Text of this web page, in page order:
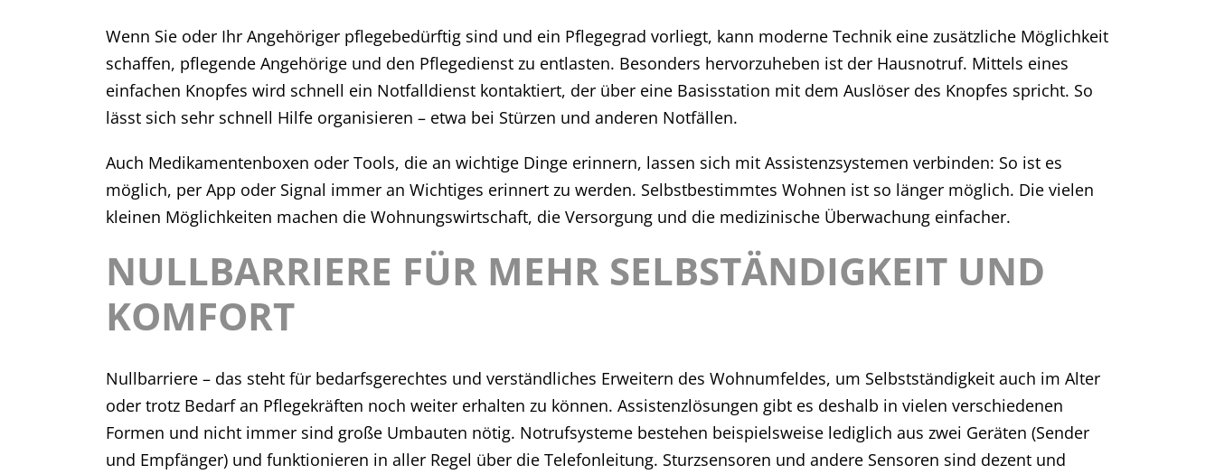
Wenn Sie oder Ihr Angehöriger pflegebedürftig sind und ein Pflegegrad vorliegt, kann moderne Technik eine zusätzliche Möglichkeit
schaffen, pflegende Angehörige und den Pflegedienst zu entlasten. Besonders hervorzuheben ist der Hausnotruf. Mittels eines
einfachen Knopfes wird schnell ein Notfalldienst kontaktiert, der über eine Basisstation mit dem Auslöser des Knopfes spricht. So
lässt sich sehr schnell Hilfe organisieren – etwa bei Stürzen und anderen Notfällen.
Auch Medikamentenboxen oder Tools, die an wichtige Dinge erinnern, lassen sich mit Assistenzsystemen verbinden: So ist es
möglich, per App oder Signal immer an Wichtiges erinnert zu werden. Selbstbestimmtes Wohnen ist so länger möglich. Die vielen
kleinen Möglichkeiten machen die Wohnungswirtschaft, die Versorgung und die medizinische Überwachung einfacher.
NULLBARRIERE FÜR MEHR SELBSTÄNDIGKEIT UND
KOMFORT
Nullbarriere – das steht für bedarfsgerechtes und verständliches Erweitern des Wohnumfeldes, um Selbstständigkeit auch im Alter
oder trotz Bedarf an Pflegekräften noch weiter erhalten zu können. Assistenzlösungen gibt es deshalb in vielen verschiedenen
Formen und nicht immer sind große Umbauten nötig. Notrufsysteme bestehen beispielsweise lediglich aus zwei Geräten (Sender
und Empfänger) und funktionieren in aller Regel über die Telefonleitung. Sturzsensoren und andere Sensoren sind dezent und